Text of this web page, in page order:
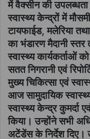
में वैक्सीन की
स्वास्थ्य केन्द्रों में
टायफाईड, मलेरिया
का भंडारण मैदानी
स्वास्थ्य कार्यकर्ताओं
सतत निगरानी एवं
मुख्य चिकित्सा एवं
आज सामुदायिक
स्वास्थ्य केन्द्र कुमर्दा
किया। उन्होंने सभी
अटेंडेंस के निर्देश दिए।